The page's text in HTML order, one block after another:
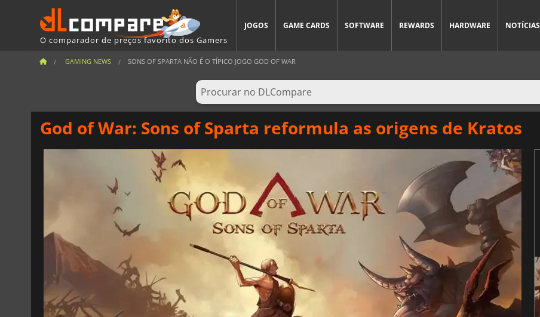
O comparador de preços favorito dos Gamers
JOGOS GAME CARDS SOFTWARE REWARDS HARDWARE NOTÍCIAS
GAMING NEWS SONS OF SPARTA NÃO É O TÍPICO JOGO GOD OF WAR
God of War: Sons of Sparta reformula as origens de Kratos